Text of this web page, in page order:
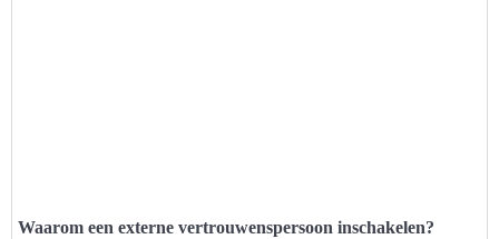
Waarom een externe vertrouwenspersoon inschakelen?